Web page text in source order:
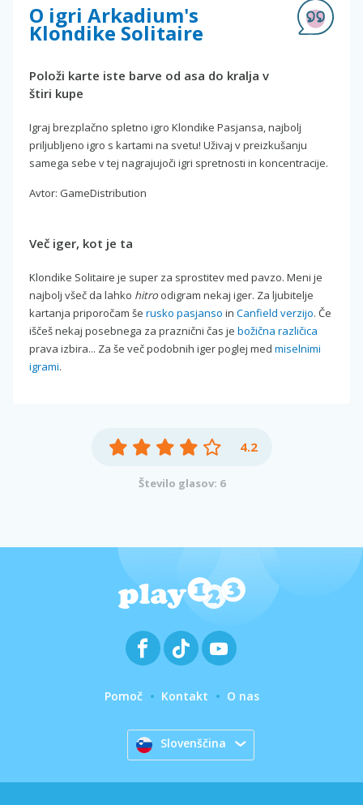
O igri Arkadium's
Klondike Solitaire
Položi karte iste barve od asa do kralja v
štiri kupe
Igraj brezplačno spletno igro Klondike Pasjansa, najbolj
priljubljeno igro s kartami na svetu! Uživaj v preizkušanju
samega sebe v tej nagrajujoči igri spretnosti in koncentracije.
Avtor: GameDistribution
Več iger, kot je ta
Klondike Solitaire je super za sprostitev med pavzo. Meni je
najbolj všeč da lahko hitro odigram nekaj iger. Za ljubitelje
kartanja priporočam še rusko pasjanso in Canfield verzijo. Če
iščeš nekaj posebnega za praznični čas je božična različica
prava izbira... Za še več podobnih iger poglej med miselnimi
igrami.
4.2
Število glasov: 6
Pomoč Kontakt O nas
Slovenščina